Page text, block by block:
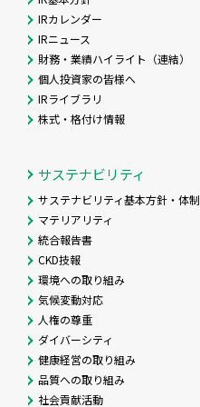
IRカレンダー
IRニュース
財務・業績ハイライト（連結）
個人投資家の皆様へ
IRライブラリ
株式・格付け情報
サステナビリティ
サステナビリティ基本方針・体制
マテリアリティ
統合報告書
CKD技報
環境への取り組み
気候変動対応
人権の尊重
ダイバーシティ
健康経営の取り組み
品質への取り組み
社会貢献活動